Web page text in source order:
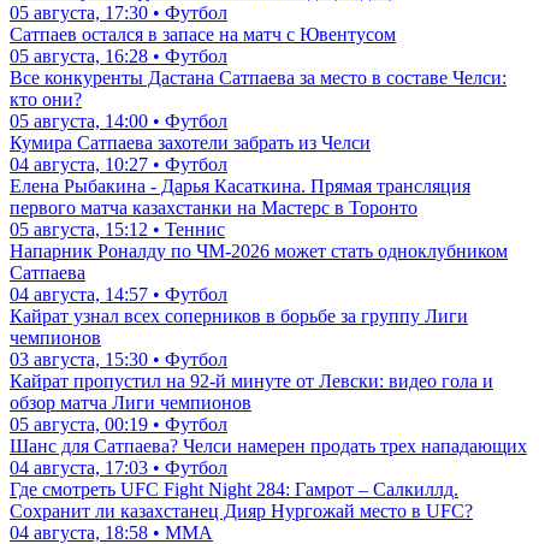
05 августа, 17:30 • Футбол
Сатпаев остался в запасе на матч с Ювентусом
05 августа, 16:28 • Футбол
Все конкуренты Дастана Сатпаева за место в составе Челси:
кто они?
05 августа, 14:00 • Футбол
Кумира Сатпаева захотели забрать из Челси
04 августа, 10:27 • Футбол
Елена Рыбакина - Дарья Касаткина. Прямая трансляция
первого матча казахстанки на Мастерс в Торонто
05 августа, 15:12 • Теннис
Напарник Роналду по ЧМ-2026 может стать одноклубником
Сатпаева
04 августа, 14:57 • Футбол
Кайрат узнал всех соперников в борьбе за группу Лиги
чемпионов
03 августа, 15:30 • Футбол
Кайрат пропустил на 92-й минуте от Левски: видео гола и
обзор матча Лиги чемпионов
05 августа, 00:19 • Футбол
Шанс для Сатпаева? Челси намерен продать трех нападающих
04 августа, 17:03 • Футбол
Где смотреть UFC Fight Night 284: Гамрот – Салкиллд.
Сохранит ли казахстанец Дияр Нургожай место в UFC?
04 августа, 18:58 • ММА